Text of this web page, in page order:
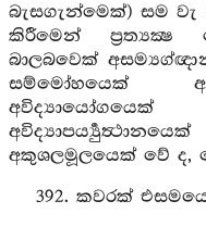
බැසගැන්මෙක්) සම
කිරීමෙන් ප්‍රත්‍යක්‍ෂ
බාලබවෙක්
සම්මෝහයෙක්
අකුශලමූලයෙක් වේ ද,
392. කවරක්